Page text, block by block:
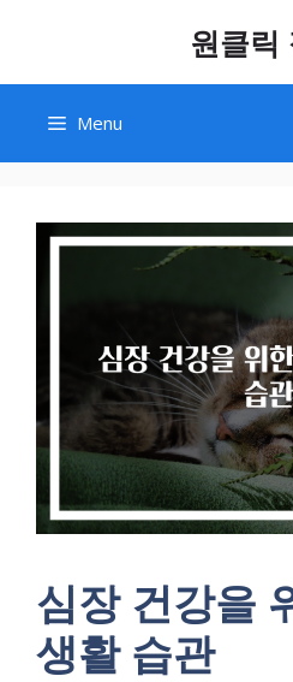
content
원클릭
Menu
심장 건강을
생활 습관